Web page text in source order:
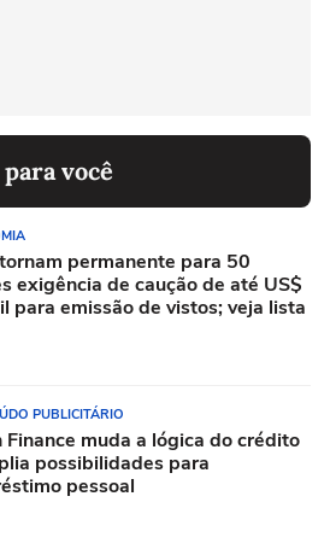
você
permanente para 50
exigência de caução de até US$
para emissão de vistos; veja lista
PUBLICITÁRIO
Finance muda a lógica do crédito
possibilidades para
pessoal